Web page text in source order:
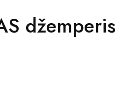
džemperis